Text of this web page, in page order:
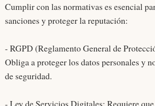
Cumplir con las normativas es esencial
sanciones y proteger la reputación:
- RGPD (Reglamento General de
Obliga a proteger los datos personales y
de seguridad.